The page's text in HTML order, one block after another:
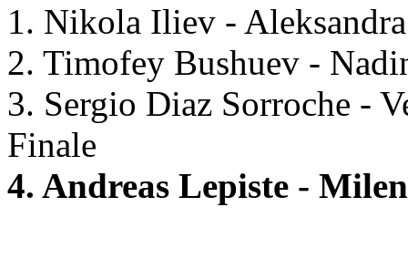
1. Nikola Iliev -
2. Timofey Bushuev -
3. Sergio Diaz Sorroche -
Finale
4. Andreas Lepiste -